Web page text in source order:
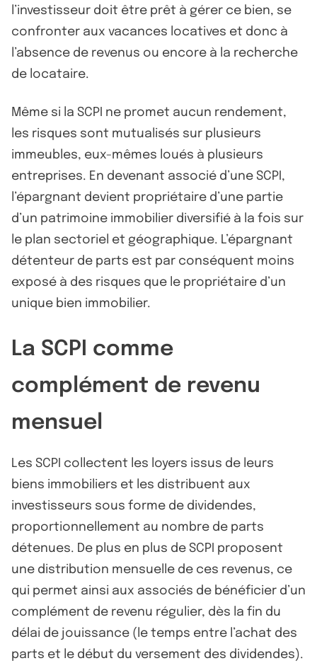
l’investisseur doit être prêt à gérer ce bien, se
confronter aux vacances locatives et donc à
l’absence de revenus ou encore à la recherche
de locataire.
Même si la SCPI ne promet aucun rendement,
les risques sont mutualisés sur plusieurs
immeubles, eux-mêmes loués à plusieurs
entreprises. En devenant associé d’une SCPI,
l’épargnant devient propriétaire d’une partie
d’un patrimoine immobilier diversifié à la fois sur
le plan sectoriel et géographique. L’épargnant
détenteur de parts est par conséquent moins
exposé à des risques que le propriétaire d’un
unique bien immobilier.
La SCPI comme
complément de revenu
mensuel
Les SCPI collectent les loyers issus de leurs
biens immobiliers et les distribuent aux
investisseurs sous forme de dividendes,
proportionnellement au nombre de parts
détenues. De plus en plus de SCPI proposent
une distribution mensuelle de ces revenus, ce
qui permet ainsi aux associés de bénéficier d’un
complément de revenu régulier, dès la fin du
délai de jouissance (le temps entre l’achat des
parts et le début du versement des dividendes).